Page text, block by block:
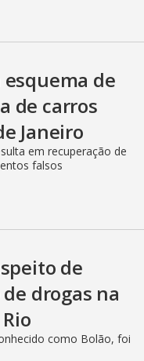
de
de carros
Janeiro
em recuperação de
falsos
de
drogas na
como Bolão, foi